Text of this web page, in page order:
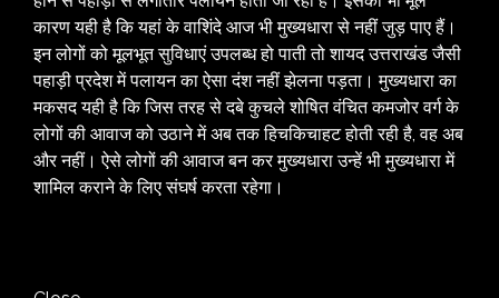
कारण यही है कि यहां के वाशिंदे आज भी मुख्यधारा से नहीं जुड़ पाए हैं।
इन लोगों को मूलभूत सुविधाएं उपलब्ध हो पाती तो शायद उत्तराखंड जैसी
पहाड़ी प्रदेश में पलायन का ऐसा दंश नहीं झेलना पड़ता। मुख्यधारा का
मकसद यही है कि जिस तरह से दबे कुचले शोषित वंचित कमजोर वर्ग के
लोगों की आवाज को उठाने में अब तक हिचकिचाहट होती रही है, वह अब
और नहीं। ऐसे लोगों की आवाज बन कर मुख्यधारा उन्हें भी मुख्यधारा में
शामिल कराने के लिए संघर्ष करता रहेगा।